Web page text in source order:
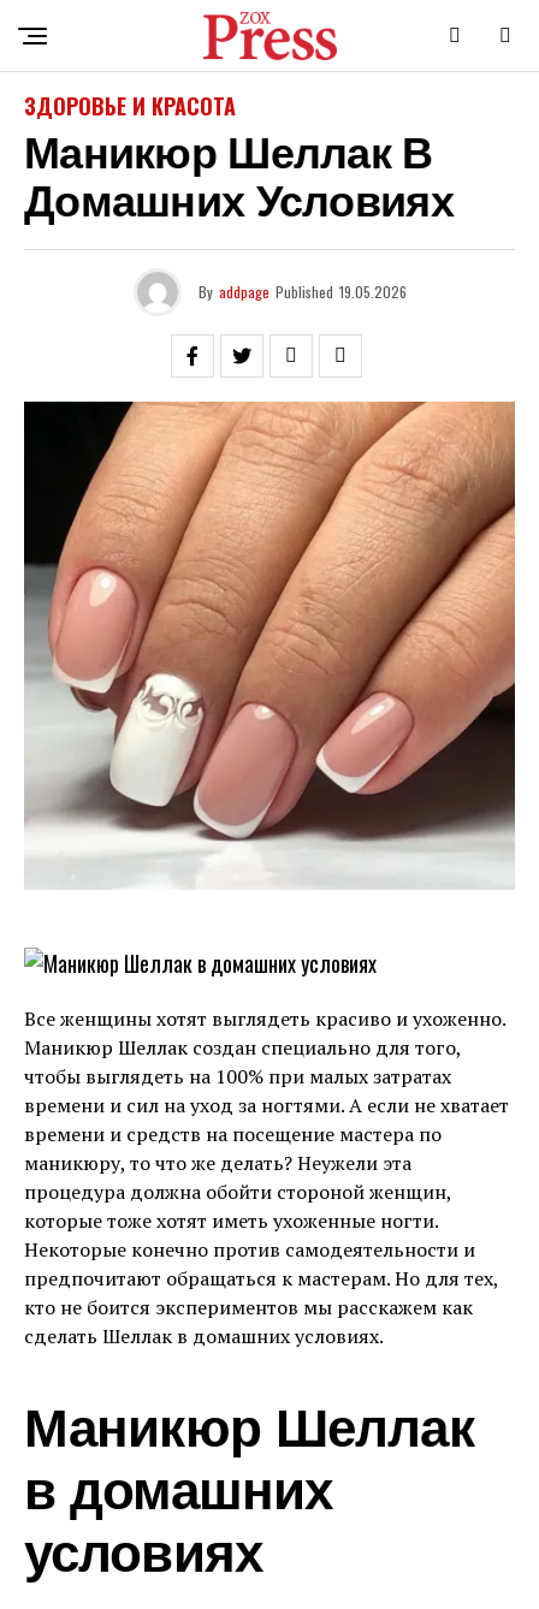
ЗДОРОВЬЕ И КРАСОТА
Маникюр Шеллак В
Домашних Условиях
By addpage Published 19.05.2026
Все женщины хотят выглядеть красиво и ухоженно.
Маникюр Шеллак создан специально для того,
чтобы выглядеть на 100% при малых затратах
времени и сил на уход за ногтями. А если не хватает
времени и средств на посещение мастера по
маникюру, то что же делать? Неужели эта
процедура должна обойти стороной женщин,
которые тоже хотят иметь ухоженные ногти.
Некоторые конечно против самодеятельности и
предпочитают обращаться к мастерам. Но для тех,
кто не боится экспериментов мы расскажем как
сделать Шеллак в домашних условиях.
Маникюр Шеллак
в домашних
условиях